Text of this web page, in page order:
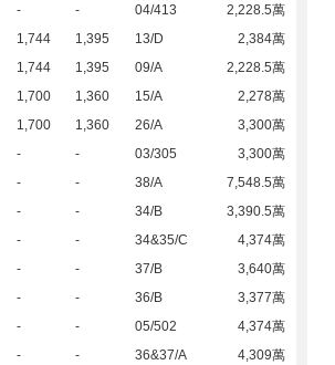
- - 04/413
2,228.5萬
1,744 1,395 13/D
2,384萬
1,744 1,395 09/A
2,228.5萬
1,700 1,360 15/A
2,278萬
1,700 1,360 26/A
3,300萬
- - 03/305
3,300萬
- - 38/A
7,548.5萬
- - 34/B
3,390.5萬
- - 34&35/C
4,374萬
- - 37/B
3,640萬
- - 36/B
3,377萬
- - 05/502
4,374萬
- - 36&37/A
4,309萬